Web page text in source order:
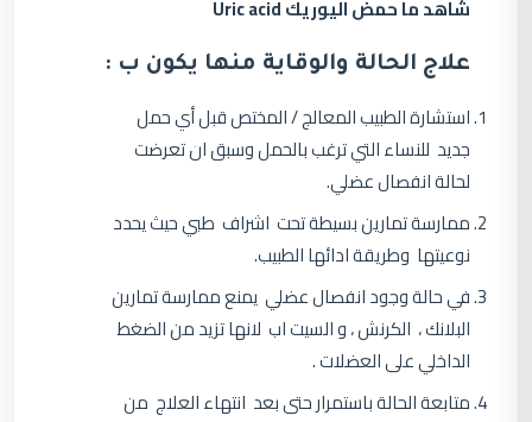
شاهد ما حمض اليوريك Uric acid
علاج الحالة والوقاية منها يكون ب :
استشارة الطبيب المعالج / المختص قبل أي حمل
جديد للنساء التي ترغب بالحمل وسبق ان تعرضت
لحالة انفصال عضلي.
ممارسة تمارين بسيطة تحت اشراف طبي حيث يحدد
نوعيتها وطريقة ادائها الطبيب.
في حالة وجود انفصال عضلي يمنع ممارسة تمارين
البلانك ، الكرنش ، و السيت اب لانها تزيد من الضغط
الداخلي على العضلات .
متابعة الحالة باستمرار حتى بعد انتهاء العلاج من